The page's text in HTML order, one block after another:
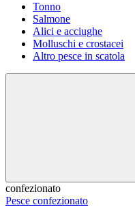
Tonno
Salmone
Alici e acciughe
Molluschi e crostacei
Altro pesce in scatola
confezionato
Pesce confezionato